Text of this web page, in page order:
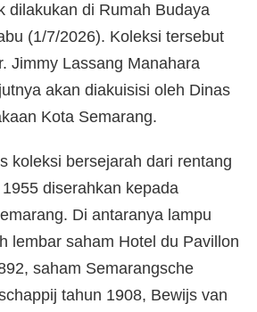
dilakukan di Rumah Budaya
(1/7/2026). Koleksi tersebut
Jimmy Lassang Manahara
akan diakuisisi oleh Dinas
Kota Semarang.
koleksi bersejarah dari rentang
diserahkan kepada
Di antaranya lampu
lembar saham Hotel du Pavillon
saham Semarangsche
tahun 1908, Bewijs van